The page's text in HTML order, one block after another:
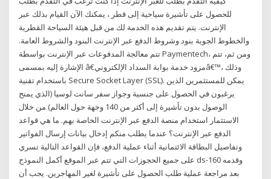
للحصول على تأشيرة سياحية إلى قطر ، يمكنك الآن القيام بذلك عبر
الإنترنت. يتم تقديم هذه الخدمة لك من قبل هيئة السياحة القطرية
والخطوط الجوية بنود وشروط الدفع عبر الإنترنت البنود والشروط العامة.
تتم معالجة المدفوعات عبر الإنترنت بواسطة Paymentech، ومن ثم، تتم
الإشارة إليه بمسمى â€مزود خدمة بوابة السداد الإلكترونيâ€™، وذلك
باستخدام تقنية Secure Socket Layer (SSL). يمكن للمستثمرين الذين
يرغبون في الحصول على جنسية وجواز سفر سانت لوسيا (الذي يمنح
الوصول بدون تأشيرة إلى أكثر من 140 وجهة حول العالم) من خلال
الاستثمار استخدام منصة الدفع عبر الإنترنت الخاصة بهم. ما هي قواعد
الدفع عبر الإنترنت؟ عندما يطلب منكم إدخال بيانات إرسال الفواتير
وتفاصيل البطاقة الائتمانية أثناء عملية الدفع، فإن القواعد التالية تسري
على جميع الحجوزات التي تتم عبر الموقع أكمل النموذج ds-160 وقدمه
بعد مراجعة عملية طلب الحصول على تأشيرة لغير المهاجرين. يجب أن